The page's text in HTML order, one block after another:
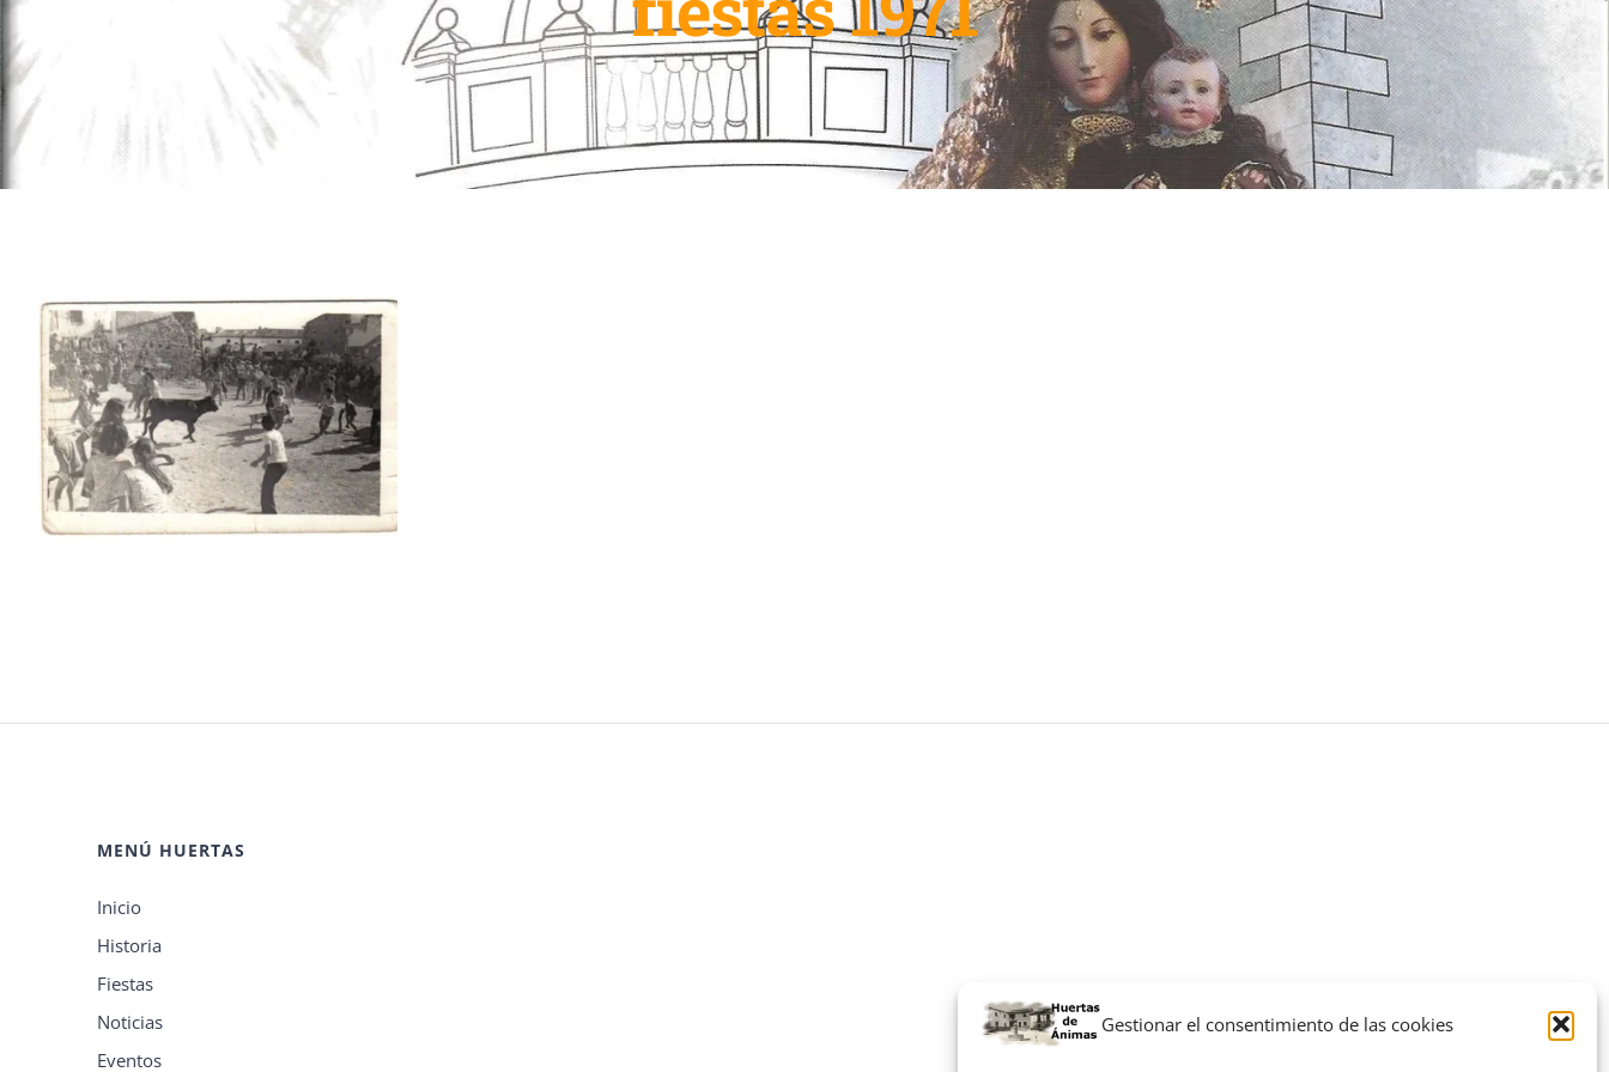
Gestionar el consentimiento de las cookies
MENÚ HUERTAS
Inicio
Historia
Fiestas
Noticias
Eventos